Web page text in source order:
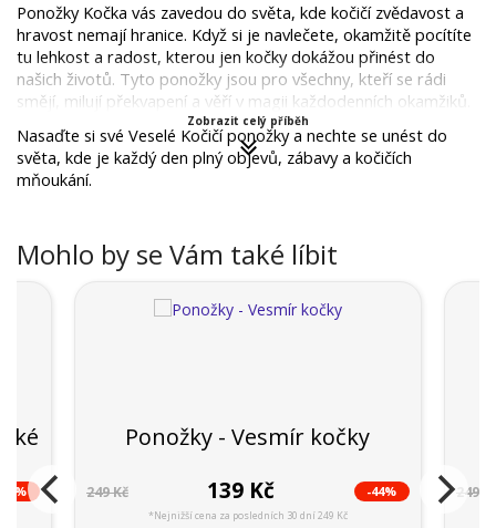
Ponožky Kočka vás zavedou do světa, kde kočičí zvědavost a
hravost nemají hranice. Když si je navlečete, okamžitě pocítíte
tu lehkost a radost, kterou jen kočky dokážou přinést do
našich životů. Tyto ponožky jsou pro všechny, kteří se rádi
smějí, milují překvapení a věří v magii každodenních okamžiků.
Nasaďte si své Veselé Kočičí ponožky a nechte se unést do
světa, kde je každý den plný objevů, zábavy a kočičích
mňoukání.
Zobrazit celý příběh
Mohlo by se Vám také líbit
Ponožky - Vesmír kočky
249 Kč 139 Kč -44%
*Nejnižší cena za posledních 30 dní 249 Kč
249